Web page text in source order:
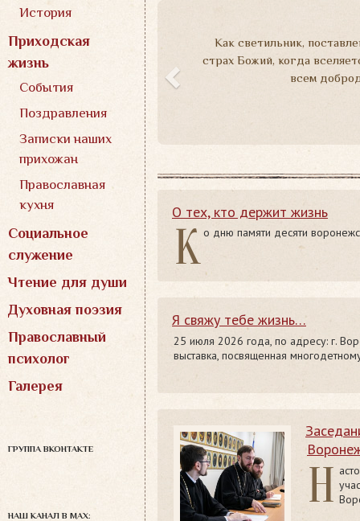
История
Приходская
жизнь
События
Поздравления
Записки наших
прихожан
Православная
кухня
Социальное
служение
Чтение для души
Духовная поэзия
Православный
психолог
Галерея
ГРУППА ВКОНТАКТЕ
НАШ КАНАЛ В MAX:
Как светильник,
страх Божий, когда
всем
О тех, кто держит жизнь
К о дню памяти десяти
Я свяжу тебе жизнь…
25 июля 2026 года, по адресу: г.
выставка, посвященная
Н